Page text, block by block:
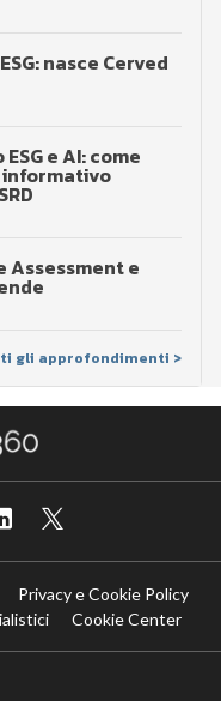
nasce Cerved
e AI: come
Assessment e
gli approfondimenti >
Privacy e Cookie Policy
Cookie Center